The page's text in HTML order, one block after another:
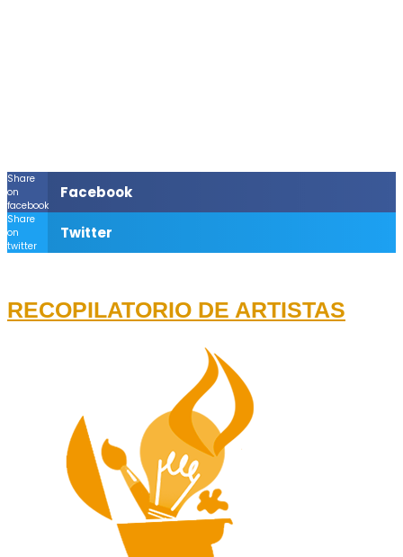
Share
on
facebook
Facebook
Share
on
twitter
Twitter
RECOPILATORIO DE ARTISTAS